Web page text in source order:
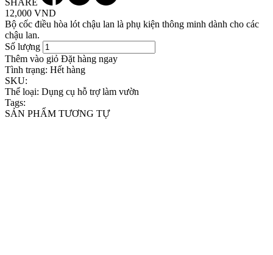
12,000 VND
Bộ cốc điều hòa lót chậu lan là phụ kiện thông minh dành cho các
chậu lan.
Số lượng
Thêm vào giỏ Đặt hàng ngay
Tình trạng: Hết hàng
SKU:
Thể loại: Dụng cụ hỗ trợ làm vườn
Tags:
SẢN PHẨM TƯƠNG TỰ